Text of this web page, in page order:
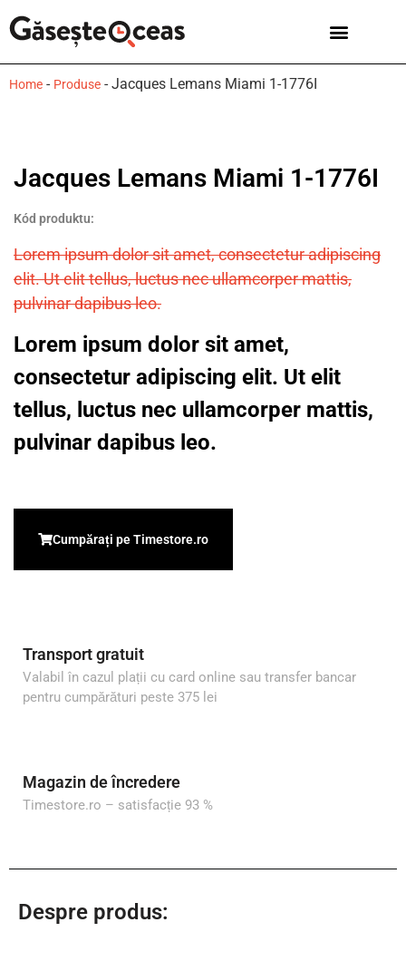
Home - Produse - Jacques Lemans Miami 1-1776I
Jacques Lemans Miami 1-1776I
Kód produktu:
Lorem ipsum dolor sit amet, consectetur adipiscing
elit. Ut elit tellus, luctus nec ullamcorper mattis,
pulvinar dapibus leo.
Lorem ipsum dolor sit amet,
consectetur adipiscing elit. Ut elit
tellus, luctus nec ullamcorper mattis,
pulvinar dapibus leo.
Cumpărați pe Timestore.ro
Transport gratuit
Valabil în cazul plații cu card online sau transfer bancar
pentru cumpărături peste 375 lei
Magazin de încredere
Timestore.ro – satisfacție 93 %
Despre produs: